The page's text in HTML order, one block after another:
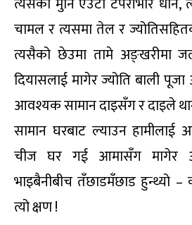
चामल र त्यसमा तेल र
त्यसैको छेउमा तामे अङ्खरीमा
दियासलाई मागेर ज्योति बाली
आवश्यक सामान दाइसँग र दाइले
सामान घरबाट ल्याउन हामीलाई
चीज घर गई आमासँग मागेर
भाइबैनीबीच तँछाडमँछाड हुन्थ्यो –
त्यो क्षण !